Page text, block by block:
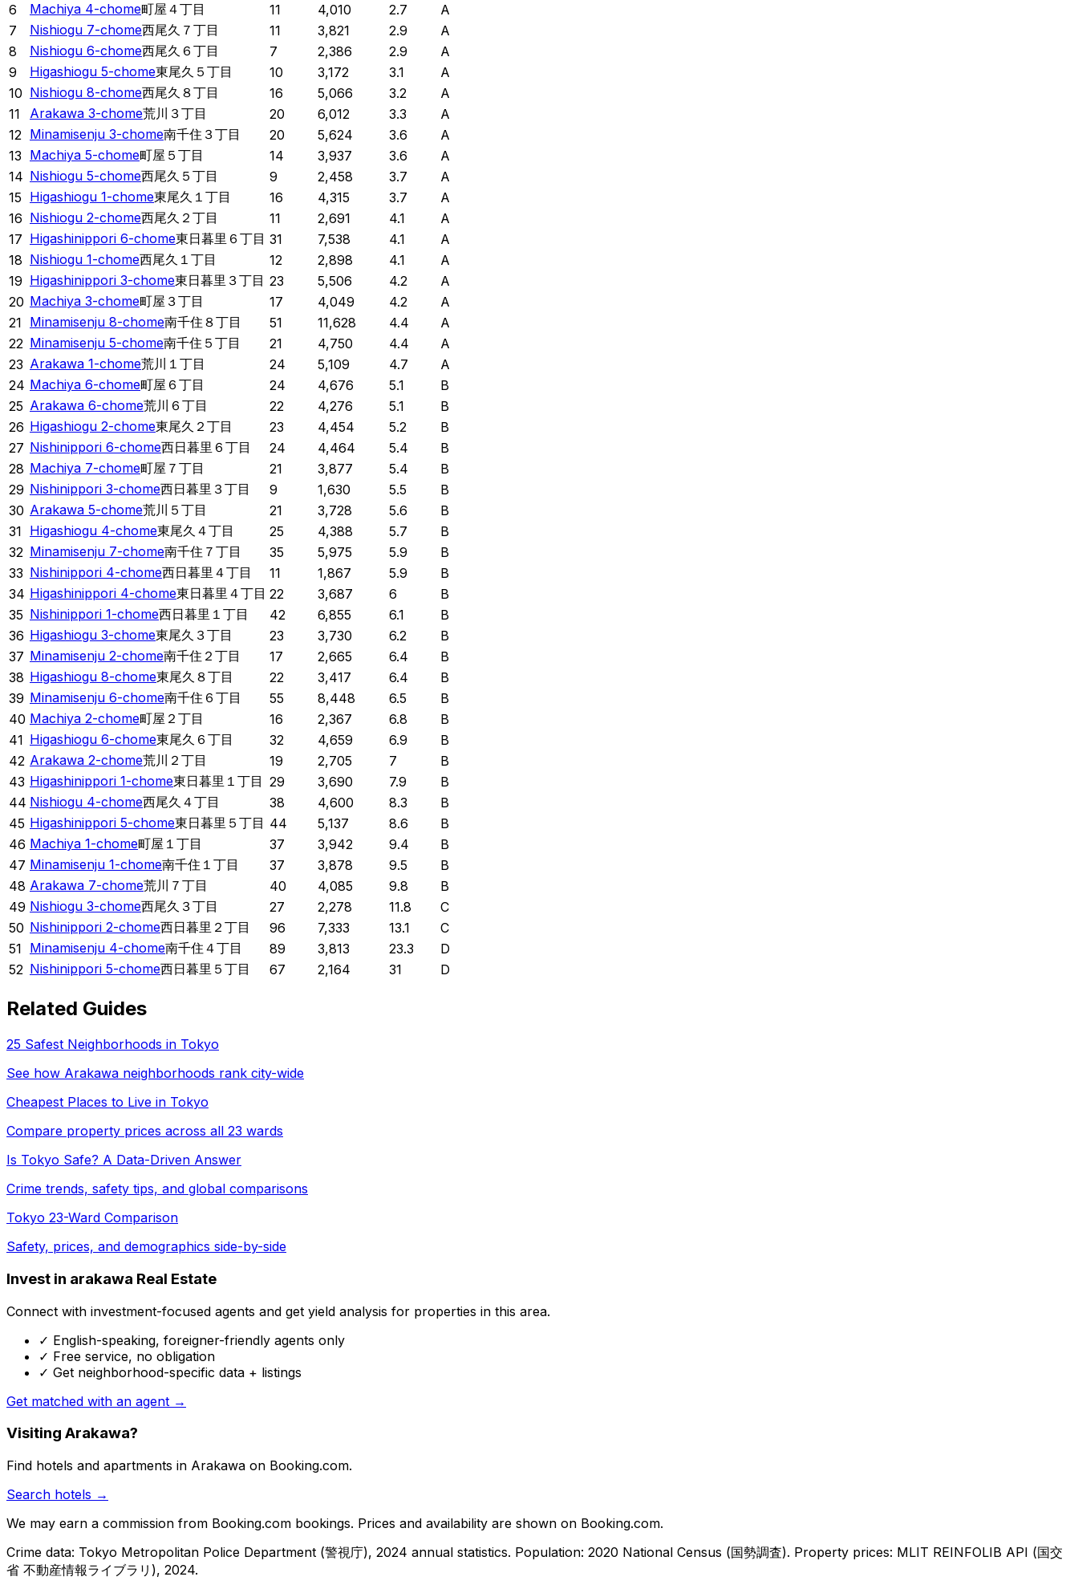
6
Machiya 4-chome町屋４丁目 11 4,010 2.7
A
7
Nishiogu 7-chome西尾久７丁目 11 3,821 2.9
A
8
Nishiogu 6-chome西尾久６丁目 7 2,386 2.9
A
9
Higashiogu 5-chome東尾久５丁目 10 3,172 3.1
A
10 Nishiogu 8-chome西尾久８丁目 16 5,066 3.2
A
11
Arakawa 3-chome荒川３丁目 20 6,012 3.3
A
12 Minamisenju 3-chome南千住３丁目 20 5,624 3.6
A
13 Machiya 5-chome町屋５丁目 14 3,937 3.6
A
14 Nishiogu 5-chome西尾久５丁目 9 2,458 3.7
A
15 Higashiogu 1-chome東尾久１丁目 16 4,315 3.7
A
16 Nishiogu 2-chome西尾久２丁目 11 2,691 4.1
A
17 Higashinippori 6-chome東日暮里６丁目 31 7,538 4.1
A
18 Nishiogu 1-chome西尾久１丁目 12 2,898 4.1
A
19 Higashinippori 3-chome東日暮里３丁目 23 5,506 4.2
A
20 Machiya 3-chome町屋３丁目 17 4,049 4.2
A
21 Minamisenju 8-chome南千住８丁目 51 11,628 4.4
A
22 Minamisenju 5-chome南千住５丁目 21 4,750 4.4
A
23 Arakawa 1-chome荒川１丁目 24 5,109 4.7
A
24 Machiya 6-chome町屋６丁目 24 4,676 5.1
B
25 Arakawa 6-chome荒川６丁目 22 4,276 5.1
B
26 Higashiogu 2-chome東尾久２丁目 23 4,454 5.2
B
27 Nishinippori 6-chome西日暮里６丁目 24 4,464 5.4
B
28 Machiya 7-chome町屋７丁目 21 3,877 5.4
B
29 Nishinippori 3-chome西日暮里３丁目 9 1,630 5.5
B
30 Arakawa 5-chome荒川５丁目 21 3,728 5.6
B
31 Higashiogu 4-chome東尾久４丁目 25 4,388 5.7
B
32 Minamisenju 7-chome南千住７丁目 35 5,975 5.9
B
33 Nishinippori 4-chome西日暮里４丁目 11 1,867 5.9
B
34 Higashinippori 4-chome東日暮里４丁目 22 3,687 6
B
35 Nishinippori 1-chome西日暮里１丁目 42 6,855 6.1
B
36 Higashiogu 3-chome東尾久３丁目 23 3,730 6.2
B
37 Minamisenju 2-chome南千住２丁目 17 2,665 6.4
B
38 Higashiogu 8-chome東尾久８丁目 22 3,417 6.4
B
39 Minamisenju 6-chome南千住６丁目 55 8,448 6.5
B
40 Machiya 2-chome町屋２丁目 16 2,367 6.8
B
41 Higashiogu 6-chome東尾久６丁目 32 4,659 6.9
B
42 Arakawa 2-chome荒川２丁目 19 2,705 7
B
43 Higashinippori 1-chome東日暮里１丁目 29 3,690 7.9
B
44 Nishiogu 4-chome西尾久４丁目 38 4,600 8.3
B
45 Higashinippori 5-chome東日暮里５丁目 44 5,137 8.6
B
46 Machiya 1-chome町屋１丁目 37 3,942 9.4
B
47 Minamisenju 1-chome南千住１丁目 37 3,878 9.5
B
48 Arakawa 7-chome荒川７丁目 40 4,085 9.8
B
49 Nishiogu 3-chome西尾久３丁目 27 2,278 11.8
C
50 Nishinippori 2-chome西日暮里２丁目 96 7,333 13.1
C
51 Minamisenju 4-chome南千住４丁目 89 3,813 23.3
D
52 Nishinippori 5-chome西日暮里５丁目 67 2,164 31 D
Related Guides
25 Safest Neighborhoods in Tokyo
See how Arakawa neighborhoods rank city-wide
Cheapest Places to Live in Tokyo
Compare property prices across all 23 wards
Is Tokyo Safe? A Data-Driven Answer
Crime trends, safety tips, and global comparisons
Tokyo 23-Ward Comparison
Safety, prices, and demographics side-by-side
Invest in arakawa Real Estate
Connect with investment-focused agents and get yield analysis for properties in this area.
✓ English-speaking, foreigner-friendly agents only
✓ Free service, no obligation
✓ Get neighborhood-specific data + listings
Get matched with an agent →
Visiting Arakawa?
Find hotels and apartments in Arakawa on Booking.com.
Search hotels →
We may earn a commission from Booking.com bookings. Prices and availability are shown on Booking.com.
Crime data: Tokyo Metropolitan Police Department (警視庁), 2024 annual statistics. Population: 2020 National Census (国勢調査). Property prices: MLIT REINFOLIB API (国交
省 不動産情報ライブラリ), 2024.